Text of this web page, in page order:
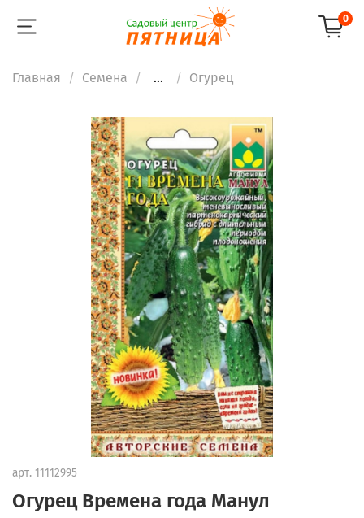
0
Главная Семена ... Огурец
арт. 11112995
Огурец Времена года Манул